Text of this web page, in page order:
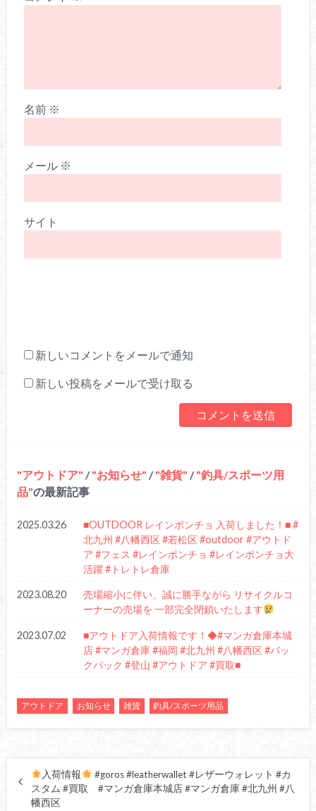
名前 ※
メール ※
サイト
新しいコメントをメールで通知
新しい投稿をメールで受け取る
アウトドア / お知らせ / 雑貨 / 釣具/スポーツ用
品 の最新記事
2025.03.26
■OUTDOOR レインポンチョ 入荷しました！■ #
北九州 #八幡西区 #若松区 #outdoor #アウトド
ア #フェス #レインポンチョ #レインポンチョ大
活躍 #トレトレ倉庫
2023.08.20
売場縮小に伴い、誠に勝手ながら リサイクルコ
ーナーの売場を 一部完全閉鎖いたします
2023.07.02
■アウトドア入荷情報です！◆#マンガ倉庫本城
店 #マンガ倉庫 #福岡 #北九州 #八幡西区 #バッ
クパック #登山 #アウトドア #買取■
アウトドア お知らせ 雑貨 釣具/スポーツ用品
入荷情報
#goros #leatherwallet #レザーウォレット #カ
スタム #買取 #マンガ倉庫本城店 #マンガ倉庫 #北九州 #八
幡西区